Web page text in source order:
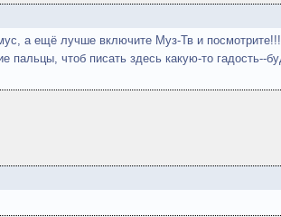
а ещё лучше включите Муз-Тв и
чтоб писать здесь какую-то гадость--